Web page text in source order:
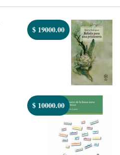
$ 19000.00
$ 10000.00